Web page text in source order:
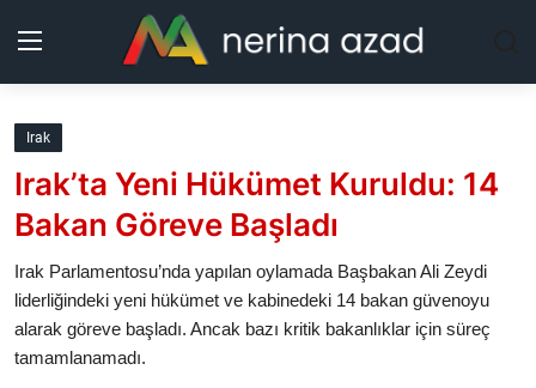
Kurdistan
Bölgeler
Güncel
Analiz
Irak
Irak’ta Yeni Hükümet Kuruldu: 14
Bakan Göreve Başladı
Irak Parlamentosu’nda yapılan oylamada Başbakan Ali Zeydi
liderliğindeki yeni hükümet ve kabinedeki 14 bakan güvenoyu
alarak göreve başladı. Ancak bazı kritik bakanlıklar için süreç
tamamlanamadı.